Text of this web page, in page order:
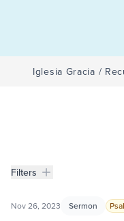
Iglesia Gracia /
Filters
Filters
Sermones
Nov 26, 2023 Sermon